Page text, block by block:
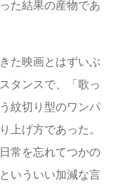
た結果の産物であ
た映画とはずいぶ
タンスで、「歌っ
紋切り型のワンパ
上げ方であった。
常を忘れてつかの
いういい加減な言